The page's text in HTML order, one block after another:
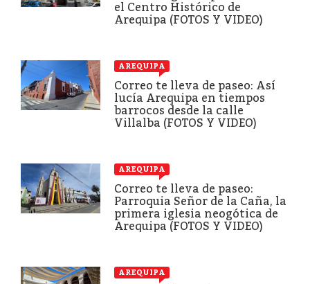
el Centro Histórico de
Arequipa (FOTOS Y VIDEO)
AREQUIPA
Correo te lleva de paseo: Así
lucía Arequipa en tiempos
barrocos desde la calle
Villalba (FOTOS Y VIDEO)
AREQUIPA
Correo te lleva de paseo:
Parroquia Señor de la Caña, la
primera iglesia neogótica de
Arequipa (FOTOS Y VIDEO)
AREQUIPA